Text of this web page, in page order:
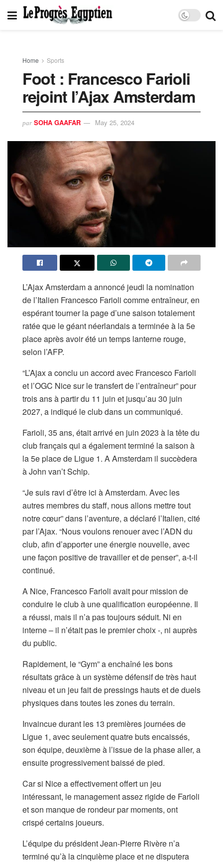
Home Sports
Foot : Francesco Farioli
rejoint l’Ajax Amsterdam
par SOHA GAAFAR May 25, 2024
L’Ajax Amsterdam a annoncé jeudi la nomination
de l’Italien Francesco Farioli comme entraîneur, en
espérant tourner la page d’une saison totalement
ratée que le géant néerlandais a terminée à la 5e
place après avoir été un temps lanterne rouge,
selon l’AFP.
“L’Ajax a conclu un accord avec Francesco Farioli
et l’OGC Nice sur le transfert de l’entraîneur” pour
trois ans à partir du 11 juin et jusqu’au 30 juin
2027, a indiqué le club dans un communiqué.
Farioli, 35 ans, était arrivé en juin 2023 à la tête du
club français qui a également terminé la saison à
la 5e place de Ligue 1. A Amsterdam il succèdera
à John van’t Schip.
“Je suis ravi d’être ici à Amsterdam. Avec les
autres membres du staff, nous allons mettre tout
notre cœur” dans l’aventure, a déclaré l’Italien, cité
par l’Ajax. “Nous voulons renouer avec l’ADN du
club, afin d’apporter une énergie nouvelle, avec
une façon positive de travailler et de penser”, a-t-il
continué.
A Nice, Francesco Farioli avait pour mission de
conduire le club à une qualification européenne. Il
a réussi, mais il n’a pas toujours séduit. Ni en
interne – il n’était pas le premier choix -, ni auprès
du public.
Rapidement, le “Gym” a enchaîné les bons
résultats grâce à un système défensif de très haut
niveau et un jeu fait de pressings hauts et de duels
physiques dans toutes les zones du terrain.
Invaincue durant les 13 premières journées de
Ligue 1, avec seulement quatre buts encaissés,
son équipe, deuxième à l’issue de la phase aller, a
ensuite progressivement baissé de pied.
Car si Nice a effectivement offert un jeu
intéressant, le management assez rigide de Farioli
et son manque de rondeur par moments, ont
crispé certains joueurs.
L’équipe du président Jean-Pierre Rivère n’a
terminé qu’à la cinquième place et ne disputera